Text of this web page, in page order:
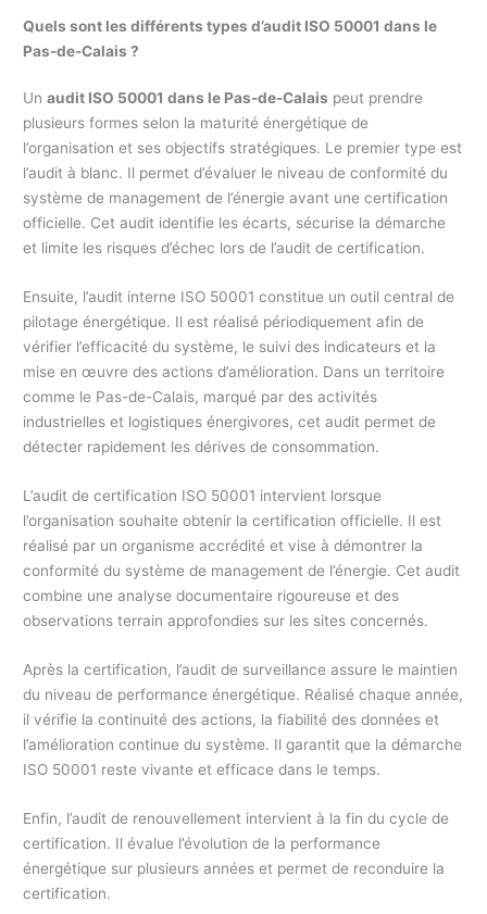
Quels sont les différents types d’audit ISO 50001 dans le
Pas-de-Calais ?
Unaudit ISO 50001 dans le Pas-de-Calais peut prendre
plusieurs formes selon la maturité énergétique de
l’organisation et ses objectifs stratégiques. Le premier type est
l’audit à blanc. Il permet d’évaluer le niveau de conformité du
système de management de l’énergie avant une certification
officielle. Cet audit identifie les écarts, sécurise la démarche
et limite les risques d’échec lors de l’audit de certification.
Ensuite, l’audit interne ISO 50001 constitue un outil central de
pilotage énergétique. Il est réalisé périodiquement afin de
vérifier l’efficacité du système, le suivi des indicateurs et la
mise en œuvre des actions d’amélioration. Dans un territoire
comme le Pas-de-Calais, marqué par des activités
industrielles et logistiques énergivores, cet audit permet de
détecter rapidement les dérives de consommation.
L’audit de certification ISO 50001 intervient lorsque
l’organisation souhaite obtenir la certification officielle. Il est
réalisé par un organisme accrédité et vise à démontrer la
conformité du système de management de l’énergie. Cet audit
combine une analyse documentaire rigoureuse et des
observations terrain approfondies sur les sites concernés.
Après la certification, l’audit de surveillance assure le maintien
du niveau de performance énergétique. Réalisé chaque année,
il vérifie la continuité des actions, la fiabilité des données et
l’amélioration continue du système. Il garantit que la démarche
ISO 50001 reste vivante et efficace dans le temps.
Enfin, l’audit de renouvellement intervient à la fin du cycle de
certification. Il évalue l’évolution de la performance
énergétique sur plusieurs années et permet de reconduire la
certification.